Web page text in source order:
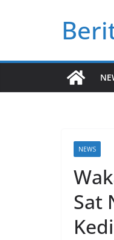
NEWS
Sat